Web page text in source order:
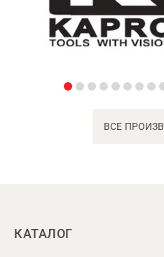
ВСЕ
КАТАЛОГ